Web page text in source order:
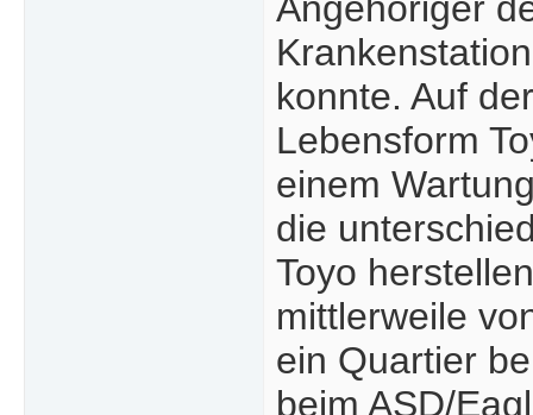
Angehöriger
konnte. Auf
Lebensform
einem
die
Toyo
mittlerweile
ein Quartier
beim ASD/